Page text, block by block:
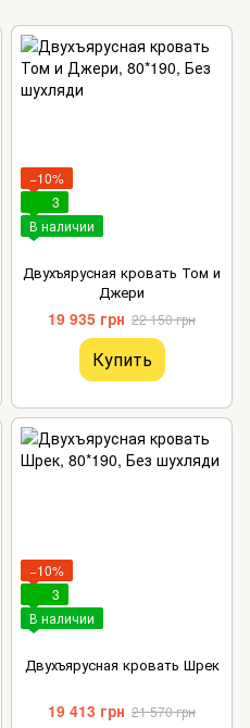
−10%
3
В наличии
Двухъярусная кровать Том и
Джери
19 935 грн 22 150 грн
Купить
−10%
3
В наличии
Двухъярусная кровать Шрек
19 413 грн 21 570 грн